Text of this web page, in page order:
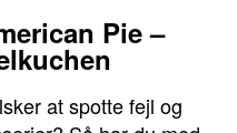
Pie –
at spotte fejl og